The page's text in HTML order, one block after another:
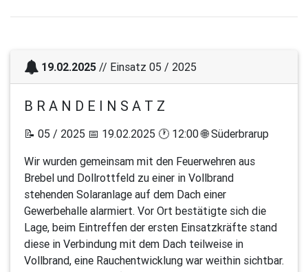
19.02.2025 // Einsatz 05 / 2025
B R A N D E I N S A T Z
📝 05 / 2025 📅 19.02.2025 🕐 12:00 🌐 Süderbrarup
Wir wurden gemeinsam mit den Feuerwehren aus
Brebel und Dollrottfeld zu einer in Vollbrand
stehenden Solaranlage auf dem Dach einer
Gewerbehalle alarmiert. Vor Ort bestätigte sich die
Lage, beim Eintreffen der ersten Einsatzkräfte stand
diese in Verbindung mit dem Dach teilweise in
Vollbrand, eine Rauchentwicklung war weithin sichtbar.